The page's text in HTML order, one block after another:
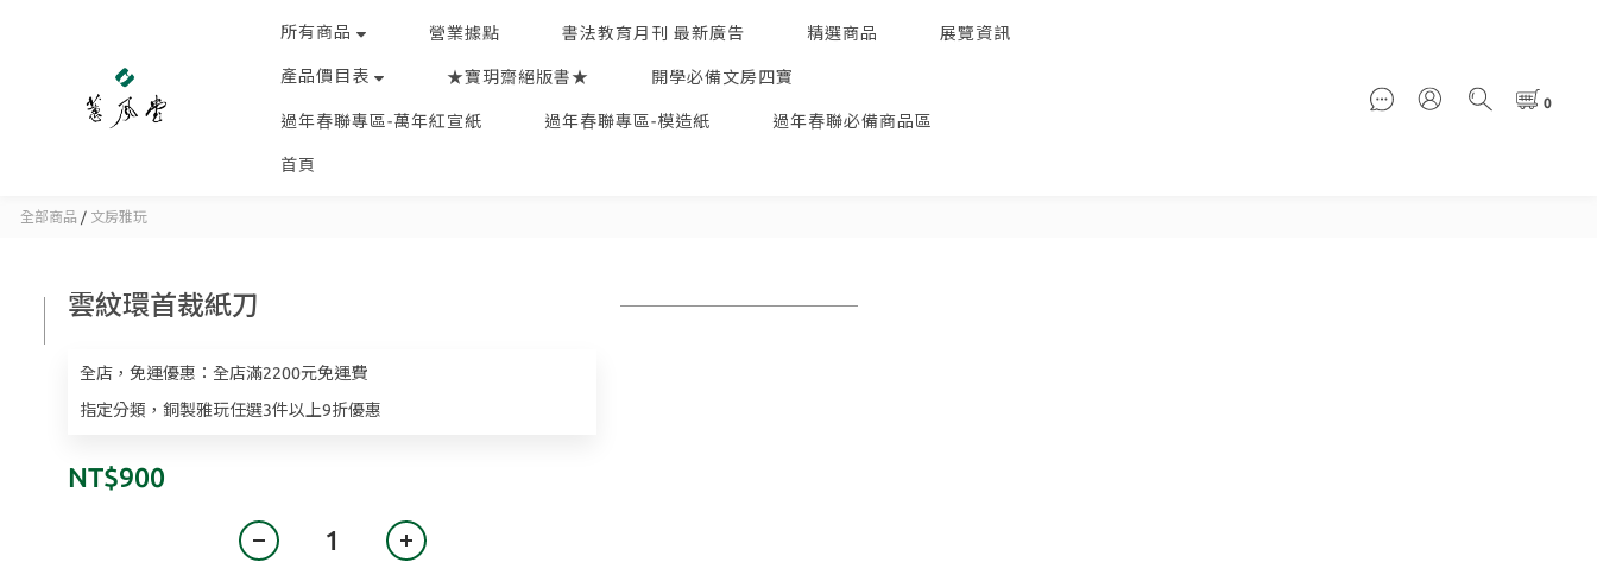
所有商品 營業據點 書法教育月刊 最新廣告 精選商品 展覽資訊
產品價目表 ★寶玥齋絕版書★ 開學必備文房四寶
過年春聯專區-萬年紅宣紙 過年春聯專區-模造紙 過年春聯必備商品區
首頁
全部商品 / 文房雅玩
雲紋環首裁紙刀
全店，免運優惠：全店滿2200元免運費
指定分類，銅製雅玩任選3件以上9折優惠
NT$900